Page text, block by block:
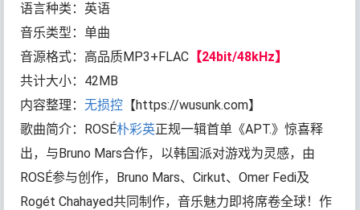
语言种类：英语
音乐类型：单曲
音源格式：高品质MP3+FLAC 【24bit/48kHz】
共计大小：42MB
内容整理：无损控 【https://wusunk.com】
歌曲简介：ROSÉ朴彩英正规一辑首单《APT.》惊喜释
出，与Bruno Mars合作，以韩国派对游戏为灵感，由
ROSÉ参与创作，Bruno Mars、Cirkut、Omer Fedi及
Rogét Chahayed共同制作，音乐魅力即将席卷全球！作